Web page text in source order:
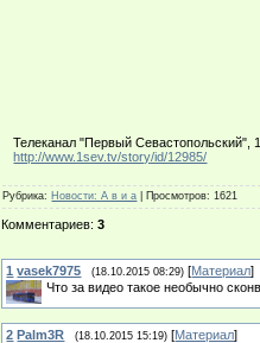
Телеканал "Первый Севастопольский",
http://www.1sev.tv/story/id/12985/
Рубрика: Новости: А в и а Просмотров: 1621
Комментариев:3
1 vasek7975 (18.10.2015 08:29) [Материал]
Что за видео такое необычно
2 Palm3R (18.10.2015 15:19) [Материал]